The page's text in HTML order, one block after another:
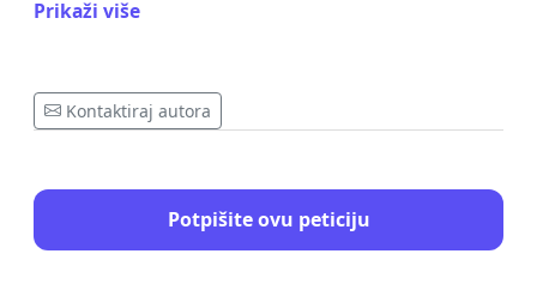
Prikaži više
Kontaktiraj autora
Potpišite ovu peticiju